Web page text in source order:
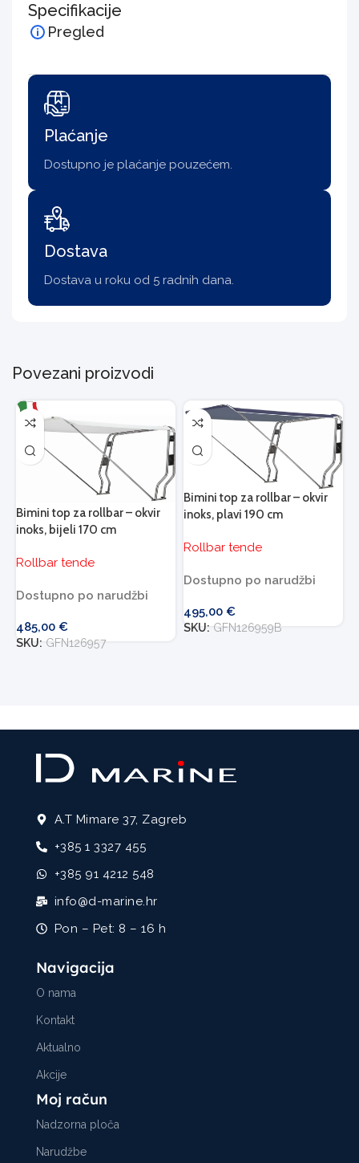
Specifikacije
Pregled
Plaćanje
Dostupno je plaćanje pouzećem.
Dostava
Dostava u roku od 5 radnih dana.
Povezani proizvodi
Bimini top za rollbar – okvir
inoks, bijeli 170 cm
Rollbar tende
Dostupno po narudžbi
485,00 €
SKU: GFN126957
Bimini top za rollbar – okvir
inoks, plavi 190 cm
Rollbar tende
Dostupno po narudžbi
495,00 €
SKU: GFN126959B
A.T Mimare 37, Zagreb
+385 1 3327 455
+385 91 4212 548
info@d-marine.hr
Pon – Pet: 8 – 16 h
Navigacija
O nama
Kontakt
Aktualno
Akcije
Moj račun
Nadzorna ploča
Narudžbe